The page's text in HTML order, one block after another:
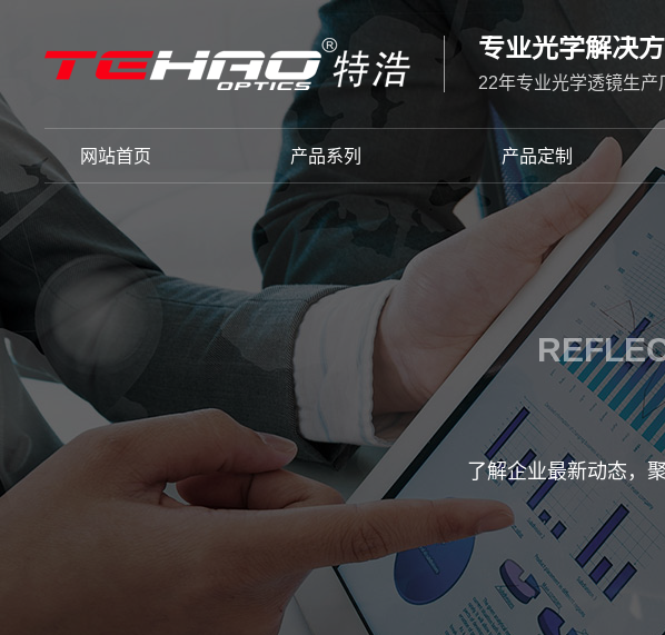
专业光学解决
22年专业光学透镜生产
网站首页 产品系列 产品定制
了解企业最新动态，